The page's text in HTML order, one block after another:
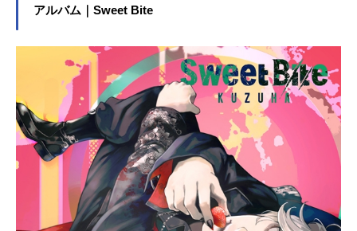
アルバム｜Sweet Bite